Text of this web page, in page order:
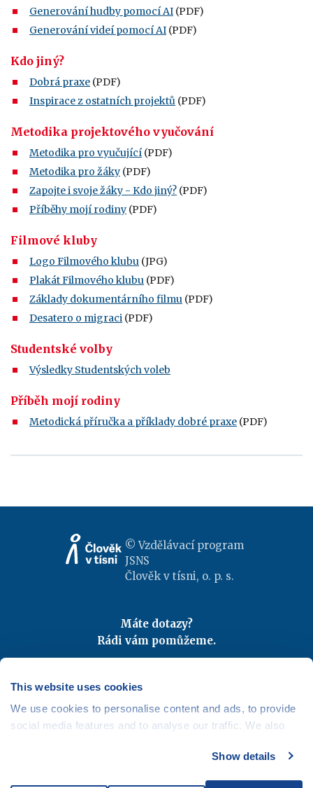
This website uses cookies
We use cookies to personalise content and ads, to provide
social media features and to analyse our traffic. We also
media, advertising and analytics partners who may
Show details
Generování hudby pomocí AI (PDF)
Generování videí pomocí AI (PDF)
Kdo jiný?
Dobrá praxe (PDF)
Inspirace z ostatních projektů (PDF)
Metodika projektového vyučování
Metodika pro vyučující (PDF)
Metodika pro žáky (PDF)
Zapojte i svoje žáky - Kdo jiný? (PDF)
Příběhy mojí rodiny (PDF)
Filmové kluby
Logo Filmového klubu (JPG)
Plakát Filmového klubu (PDF)
Základy dokumentárního filmu (PDF)
Desatero o migraci (PDF)
Studentské volby
Výsledky Studentských voleb
Příběh mojí rodiny
Metodická příručka a příklady dobré praxe (PDF)
© Vzdělávací program
JSNS
Člověk v tísni, o. p. s.
Máte dotazy?
Rádi vám pomůžeme.
Odebírejte newslettery
Mapa webu |Kariéra
Osobní údaje|Cookies